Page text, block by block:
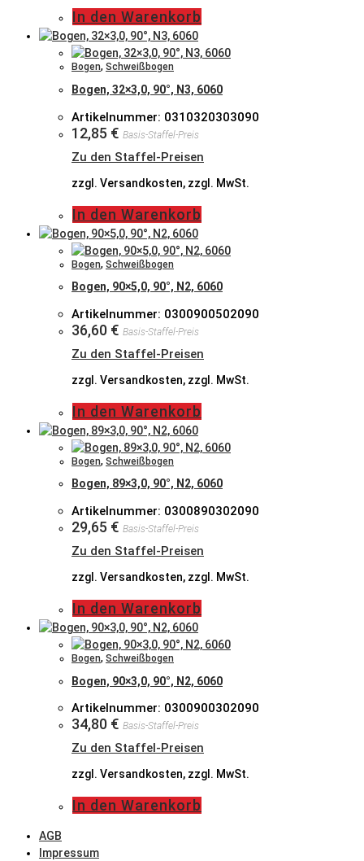
In den Warenkorb
Bogen, Schweißbogen
Bogen, 32×3,0, 90°, N3, 6060
Artikelnummer: 0310320303090
12,85 € Basis-Staffel-Preis
Zu den Staffel-Preisen
zzgl. Versandkosten, zzgl. MwSt.
In den Warenkorb
Bogen, Schweißbogen
Bogen, 90×5,0, 90°, N2, 6060
Artikelnummer: 0300900502090
36,60 € Basis-Staffel-Preis
Zu den Staffel-Preisen
zzgl. Versandkosten, zzgl. MwSt.
In den Warenkorb
Bogen, Schweißbogen
Bogen, 89×3,0, 90°, N2, 6060
Artikelnummer: 0300890302090
29,65 € Basis-Staffel-Preis
Zu den Staffel-Preisen
zzgl. Versandkosten, zzgl. MwSt.
In den Warenkorb
Bogen, Schweißbogen
Bogen, 90×3,0, 90°, N2, 6060
Artikelnummer: 0300900302090
34,80 € Basis-Staffel-Preis
Zu den Staffel-Preisen
zzgl. Versandkosten, zzgl. MwSt.
In den Warenkorb
AGB
Impressum